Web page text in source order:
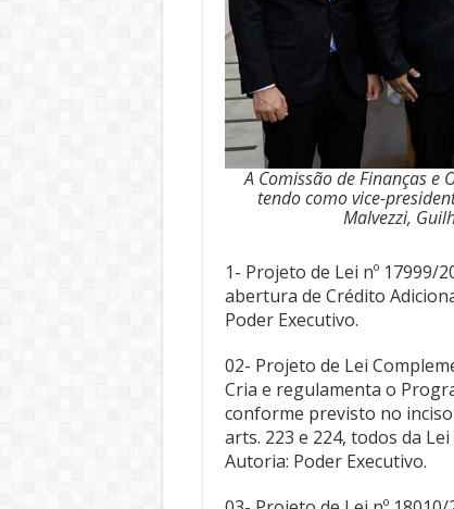
A Comissão de Finanças e
tendo como vice-
Malvezzi,
1- Projeto de Lei nº 17999/
abertura de Crédito
Poder Executivo.
02- Projeto de Lei
Cria e regulamenta o
conforme previsto no
arts. 223 e 224, todos da
Autoria: Poder Executivo.